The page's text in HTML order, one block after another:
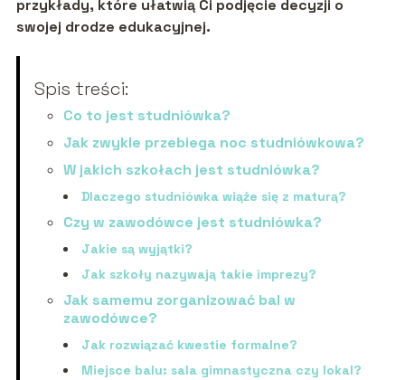
przykłady, które ułatwią Ci podjęcie decyzji o
swojej drodze edukacyjnej.
Spis treści:
Co to jest studniówka?
Jak zwykle przebiega noc studniówkowa?
W jakich szkołach jest studniówka?
Dlaczego studniówka wiąże się z maturą?
Czy w zawodówce jest studniówka?
Jakie są wyjątki?
Jak szkoły nazywają takie imprezy?
Jak samemu zorganizować bal w
zawodówce?
Jak rozwiązać kwestie formalne?
Miejsce balu: sala gimnastyczna czy lokal?